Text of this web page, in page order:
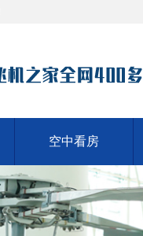
空中看房